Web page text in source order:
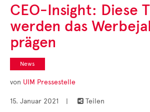
CEO-Insight: Diese
werden das
prägen
News
von UIM Pressestelle
15. Januar 2021 |  Teilen